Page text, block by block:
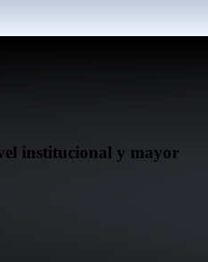
institucional y mayor